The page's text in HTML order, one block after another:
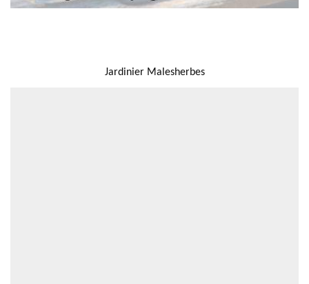
Jardinier Malesherbes